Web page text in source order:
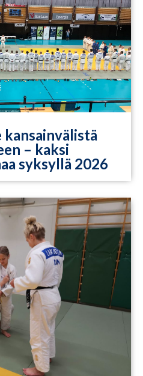
– kaksi
syksyllä 2026